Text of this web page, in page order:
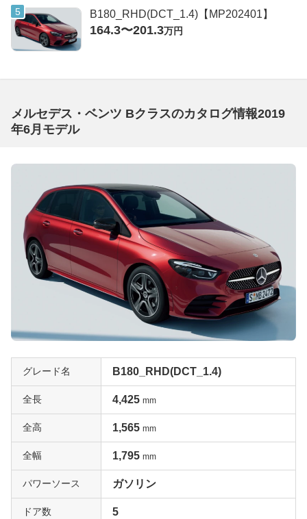
B180_RHD(DCT_1.4)【MP202401】
164.3〜201.3万円
メルセデス・ベンツ Bクラスのカタログ情報2019
年6月モデル
グレード名 B180_RHD(DCT_1.4)
全長 4,425 mm
全高 1,565 mm
全幅 1,795 mm
パワーソース ガソリン
ドア数 5